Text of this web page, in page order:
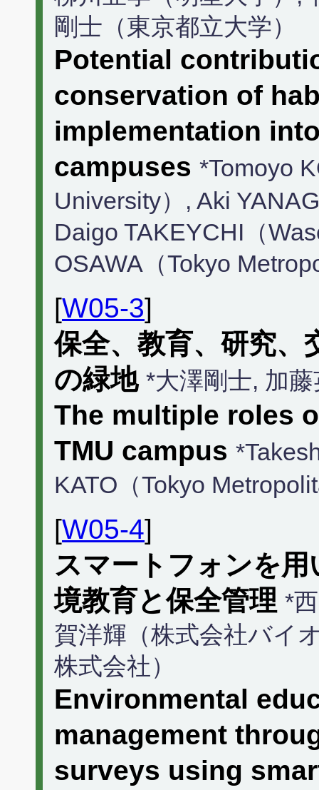
剛士（東京都立大学）
Potential
conservation of
implementation
campuses *Tomoyo
University）, Aki
Daigo TAKEYCHI（
OSAWA（Tokyo
[W05-3]
保全、教育、研究、
の緑地 *大澤剛士, 加
The multiple roles
TMU campus
KATO（Tokyo
[W05-4]
スマートフォンを
境教育と保全管理 *
賀洋輝（株式会社バイ
株式会社）
Environmental
management
surveys using